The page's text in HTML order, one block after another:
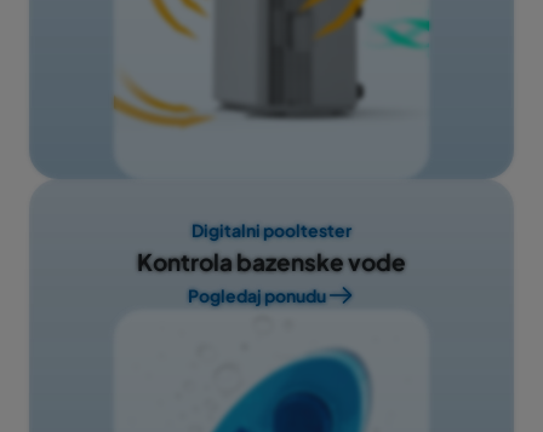
Digitalni pooltester
Kontrola bazenske vode
Pogledaj ponudu